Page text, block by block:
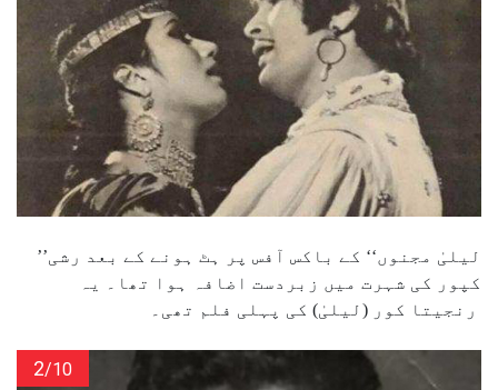
’’لیلیٰ مجنوں‘‘ کے باکس آفس پر ہٹ ہونے کے بعد رشی
کپور کی شہرت میں زبردست اضافہ ہوا تھا۔ یہ
2/10